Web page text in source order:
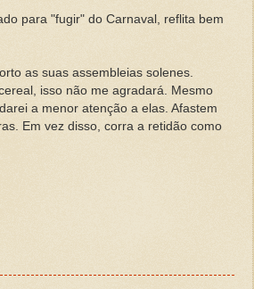
para "fugir" do Carnaval, reflita bem
as suas assembleias solenes.
isso não me agradará. Mesmo
a menor atenção a elas. Afastem
Em vez disso, corra a retidão como